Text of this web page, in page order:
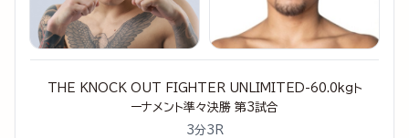
THE KNOCK OUT FIGHTER UNLIMITED-60.0kgト
ーナメント準々決勝 第3試合
3分3R